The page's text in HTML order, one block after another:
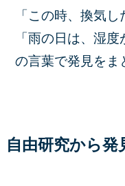
「この時、換気
「雨の日は、湿
の言葉で発見をま
自由研究から